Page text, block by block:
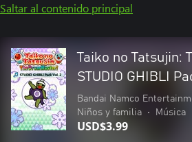
Saltar al contenido principal
Taiko no Tatsujin:
STUDIO GHIBLI
Bandai Namco
Niños y familia
• Música
USD$3.99